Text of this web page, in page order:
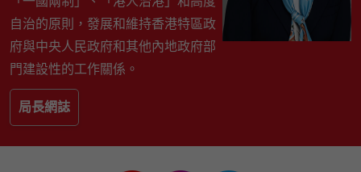
自治的原則，發展和維持香港特區政
府與中央人民政府和其他內地政府部
門建設性的工作關係。
局長網誌